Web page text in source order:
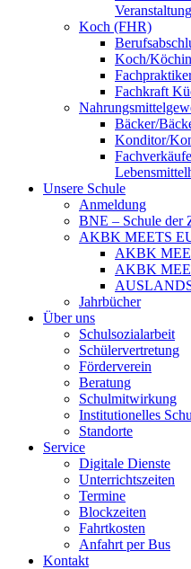
Koch (FHR)
Koch/Köchin
Fachkraft
Bäcker/
Konditor/
Unsere Schule
Anmeldung
BNE – Schule der
AKBK MEETS
AKBK
AKBK
Jahrbücher
Über uns
Schulsozialarbeit
Schülervertretung
Förderverein
Beratung
Schulmitwirkung
Institutionelles
Standorte
Service
Digitale Dienste
Unterrichtszeiten
Termine
Blockzeiten
Fahrtkosten
Anfahrt per Bus
Kontakt